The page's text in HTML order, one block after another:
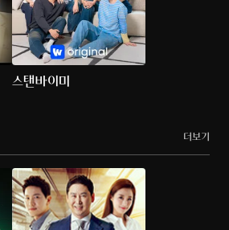
스탠바이미
더보기